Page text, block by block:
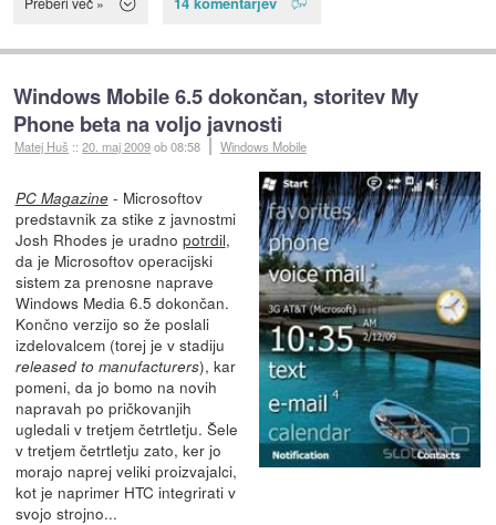
Windows Mobile 6.5 dokončan, storitev My
Phone beta na voljo javnosti
Matej Huš ::20. maj 2009ob 08:58 Windows Mobile
PC Magazine- Microsoftov
predstavnik za stike z javnostmi
Josh Rhodes je uradno potrdil,
da je Microsoftov operacijski
sistem za prenosne naprave
Windows Media 6.5 dokončan.
Končno verzijo so že poslali
izdelovalcem (torej je v stadiju
released to manufacturers), kar
pomeni, da jo bomo na novih
napravah po pričkovanjih
ugledali v tretjem četrtletju. Šele
v tretjem četrtletju zato, ker jo
morajo naprej veliki proizvajalci,
kot je naprimer HTC integrirati v
svojo strojno...